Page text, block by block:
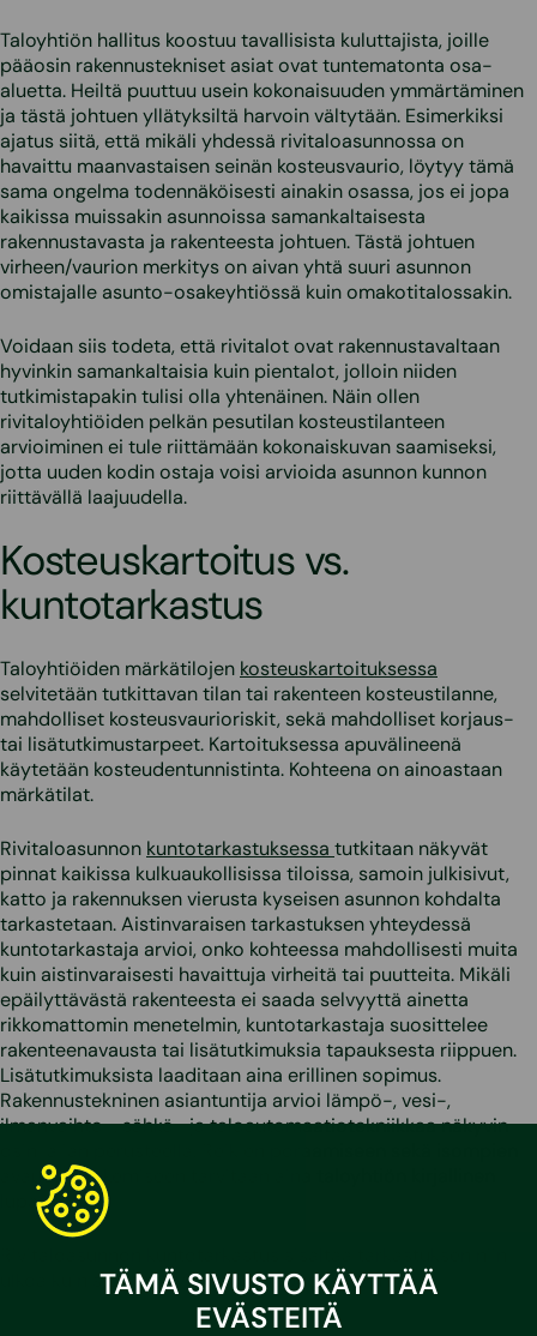
TÄMÄ SIVUSTO KÄYTTÄÄ
EVÄSTEITÄ
Taloyhtiön hallitus koostuu tavallisista kuluttajista, joille
pääosin rakennustekniset asiat ovat tuntematonta osa-
aluetta. Heiltä puuttuu usein kokonaisuuden ymmärtäminen
ja tästä johtuen yllätyksiltä harvoin vältytään. Esimerkiksi
ajatus siitä, että mikäli yhdessä rivitaloasunnossa on
havaittu maanvastaisen seinän kosteusvaurio, löytyy tämä
sama ongelma todennäköisesti ainakin osassa, jos ei jopa
kaikissa muissakin asunnoissa samankaltaisesta
rakennustavasta ja rakenteesta johtuen. Tästä johtuen
virheen/vaurion merkitys on aivan yhtä suuri asunnon
omistajalle asunto-osakeyhtiössä kuin omakotitalossakin.
Voidaan siis todeta, että rivitalot ovat rakennustavaltaan
hyvinkin samankaltaisia kuin pientalot, jolloin niiden
tutkimistapakin tulisi olla yhtenäinen. Näin ollen
rivitaloyhtiöiden pelkän pesutilan kosteustilanteen
arvioiminen ei tule riittämään kokonaiskuvan saamiseksi,
jotta uuden kodin ostaja voisi arvioida asunnon kunnon
riittävällä laajuudella.
Kosteuskartoitus vs.
kuntotarkastus
Taloyhtiöiden märkätilojen kosteuskartoituksessa
selvitetään tutkittavan tilan tai rakenteen kosteustilanne,
mahdolliset kosteusvaurioriskit, sekä mahdolliset korjaus-
tai lisätutkimustarpeet. Kartoituksessa apuvälineenä
käytetään kosteudentunnistinta. Kohteena on ainoastaan
märkätilat.
Rivitaloasunnon kuntotarkastuksessa tutkitaan näkyvät
pinnat kaikissa kulkuaukollisissa tiloissa, samoin julkisivut,
katto ja rakennuksen vierusta kyseisen asunnon kohdalta
tarkastetaan. Aistinvaraisen tarkastuksen yhteydessä
kuntotarkastaja arvioi, onko kohteessa mahdollisesti muita
kuin aistinvaraisesti havaittuja virheitä tai puutteita. Mikäli
epäilyttävästä rakenteesta ei saada selvyyttä ainetta
rikkomattomin menetelmin, kuntotarkastaja suosittelee
rakenteenavausta tai lisätutkimuksia tapauksesta riippuen.
Lisätutkimuksista laaditaan aina erillinen sopimus.
Rakennustekninen asiantuntija arvioi lämpö-, vesi-,
ilmanvaihto-, sähkö- ja taloautomaatiotekniikkaa näkyvin
avausten tekemiseen tarvitaan aina taloyhtiön kirjallinen
lupa.
ulkoa kuin sisältä ja ylä- kuin alapuoleltakin käsin.